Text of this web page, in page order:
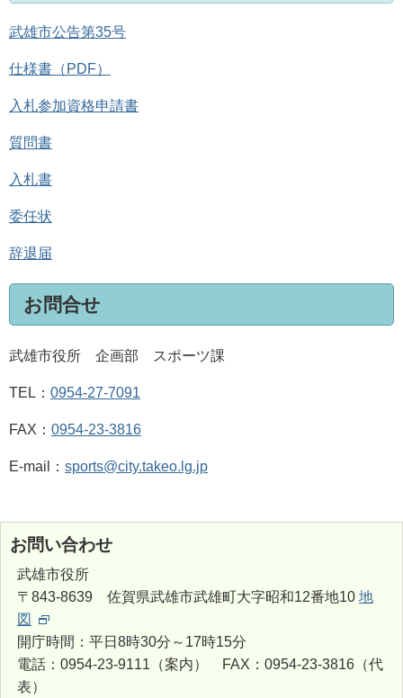
武雄市公告第35号
仕様書（PDF）
入札参加資格申請書
質問書
入札書
委任状
辞退届
お問合せ
武雄市役所 企画部 スポーツ課
TEL： 0954-27-7091
FAX： 0954-23-3816
E-mail： sports@city.takeo.lg.jp
お問い合わせ
武雄市役所
〒843-8639 佐賀県武雄市武雄町大字昭和12番地10 地
図
開庁時間：平日8時30分～17時15分
電話：0954-23-9111（案内） FAX：0954-23-3816（代
表）